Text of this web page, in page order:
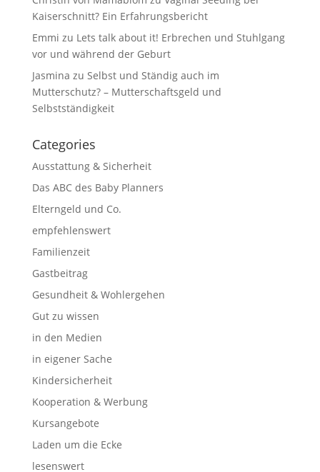
Kaiserschnitt? Ein Erfahrungsbericht
Emmi zu Lets talk about it! Erbrechen und Stuhlgang
vor und während der Geburt
Jasmina zu Selbst und Ständig auch im
Mutterschutz? – Mutterschaftsgeld und
Selbstständigkeit
Categories
Ausstattung & Sicherheit
Das ABC des Baby Planners
Elterngeld und Co.
empfehlenswert
Familienzeit
Gastbeitrag
Gesundheit & Wohlergehen
Gut zu wissen
in den Medien
in eigener Sache
Kindersicherheit
Kooperation & Werbung
Kursangebote
Laden um die Ecke
lesenswert